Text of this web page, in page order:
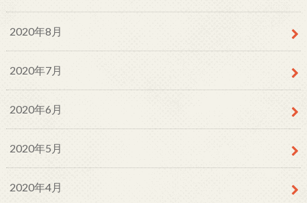
2020年8月
2020年7月
2020年6月
2020年5月
2020年4月